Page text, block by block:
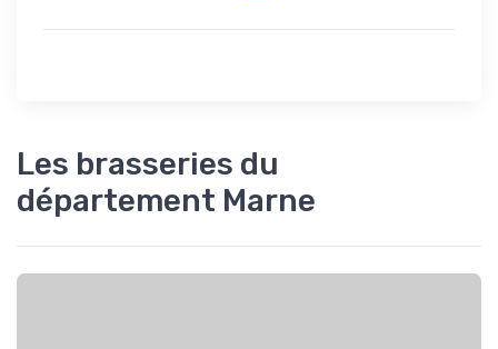
Les brasseries du
département Marne